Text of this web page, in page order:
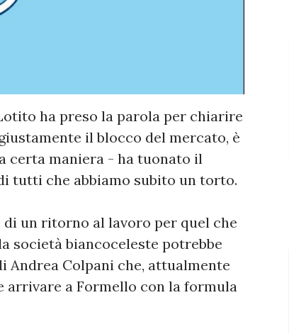
ha preso la parola per chiarire
il blocco del mercato, è
certa maniera - ha tuonato il
tutti che abbiamo subito un torto.
un ritorno al lavoro per quel che
società biancoceleste potrebbe
Andrea Colpani che, attualmente
arrivare a Formello con la formula